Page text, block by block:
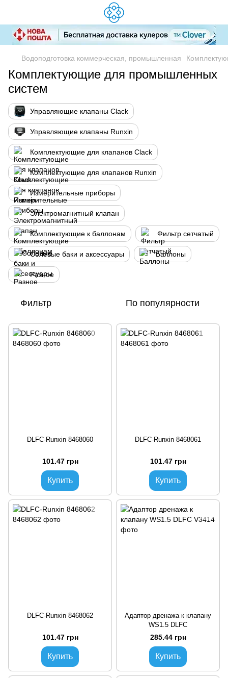
Водоподготовка коммерческая, промышленная
Комплектующие для промышленных
систем
Управляющие клапаны Clack
Управляющие клапаны Runxin
Комплектующие для клапанов Clack
Комплектующие для клапанов Runxin
Измерительные приборы
Электромагнитный клапан
Комплектующие к баллонам Фильтр сетчатый
Солевые баки и аксессуары Баллоны
Разное
Фильтр По популярности
DLFC-Runxin 8468060
101.47 грн
Купить
DLFC-Runxin 8468061
101.47 грн
Купить
DLFC-Runxin 8468062
101.47 грн
Купить
Адаптор дренажа к клапану
WS1.5 DLFC
285.44 грн
Купить